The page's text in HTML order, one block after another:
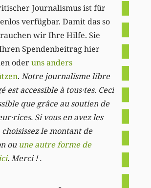
Journalismus ist für
verfügbar. Damit das so
wir Ihre Hilfe. Sie
Spendenbeitrag hier
oderuns anders
. Notre journalisme libre
est accessible à tous·tes. Ceci
que grâce au soutien de
Si vous en avez les
le montant de
ou une autre forme de
. Merci ! .